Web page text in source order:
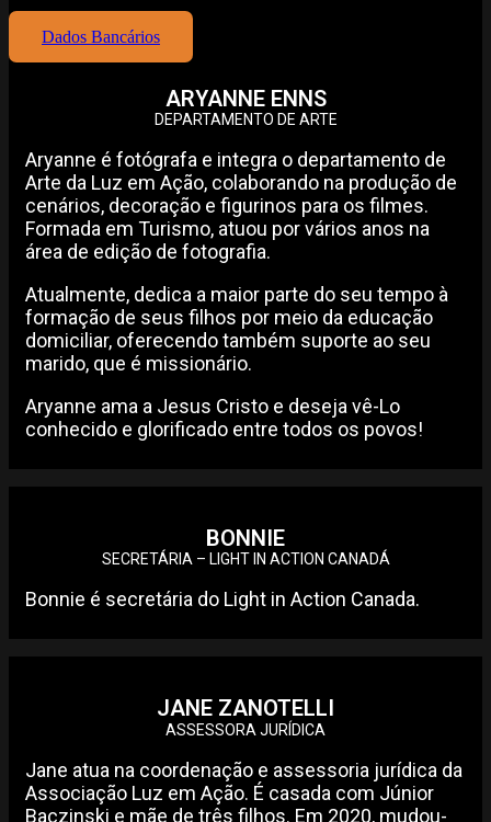
Dados Bancários
ARYANNE ENNS
DEPARTAMENTO DE ARTE
Aryanne é fotógrafa e integra o departamento de
Arte da Luz em Ação, colaborando na produção de
cenários, decoração e figurinos para os filmes.
Formada em Turismo, atuou por vários anos na
área de edição de fotografia.
Atualmente, dedica a maior parte do seu tempo à
formação de seus filhos por meio da educação
domiciliar, oferecendo também suporte ao seu
marido, que é missionário.
Aryanne ama a Jesus Cristo e deseja vê-Lo
conhecido e glorificado entre todos os povos!
BONNIE
SECRETÁRIA – LIGHT IN ACTION CANADÁ
Bonnie é secretária do Light in Action Canada.
JANE ZANOTELLI
ASSESSORA JURÍDICA
Jane atua na coordenação e assessoria jurídica da
Associação Luz em Ação. É casada com Júnior
Baczinski e mãe de três filhos. Em 2020, mudou-